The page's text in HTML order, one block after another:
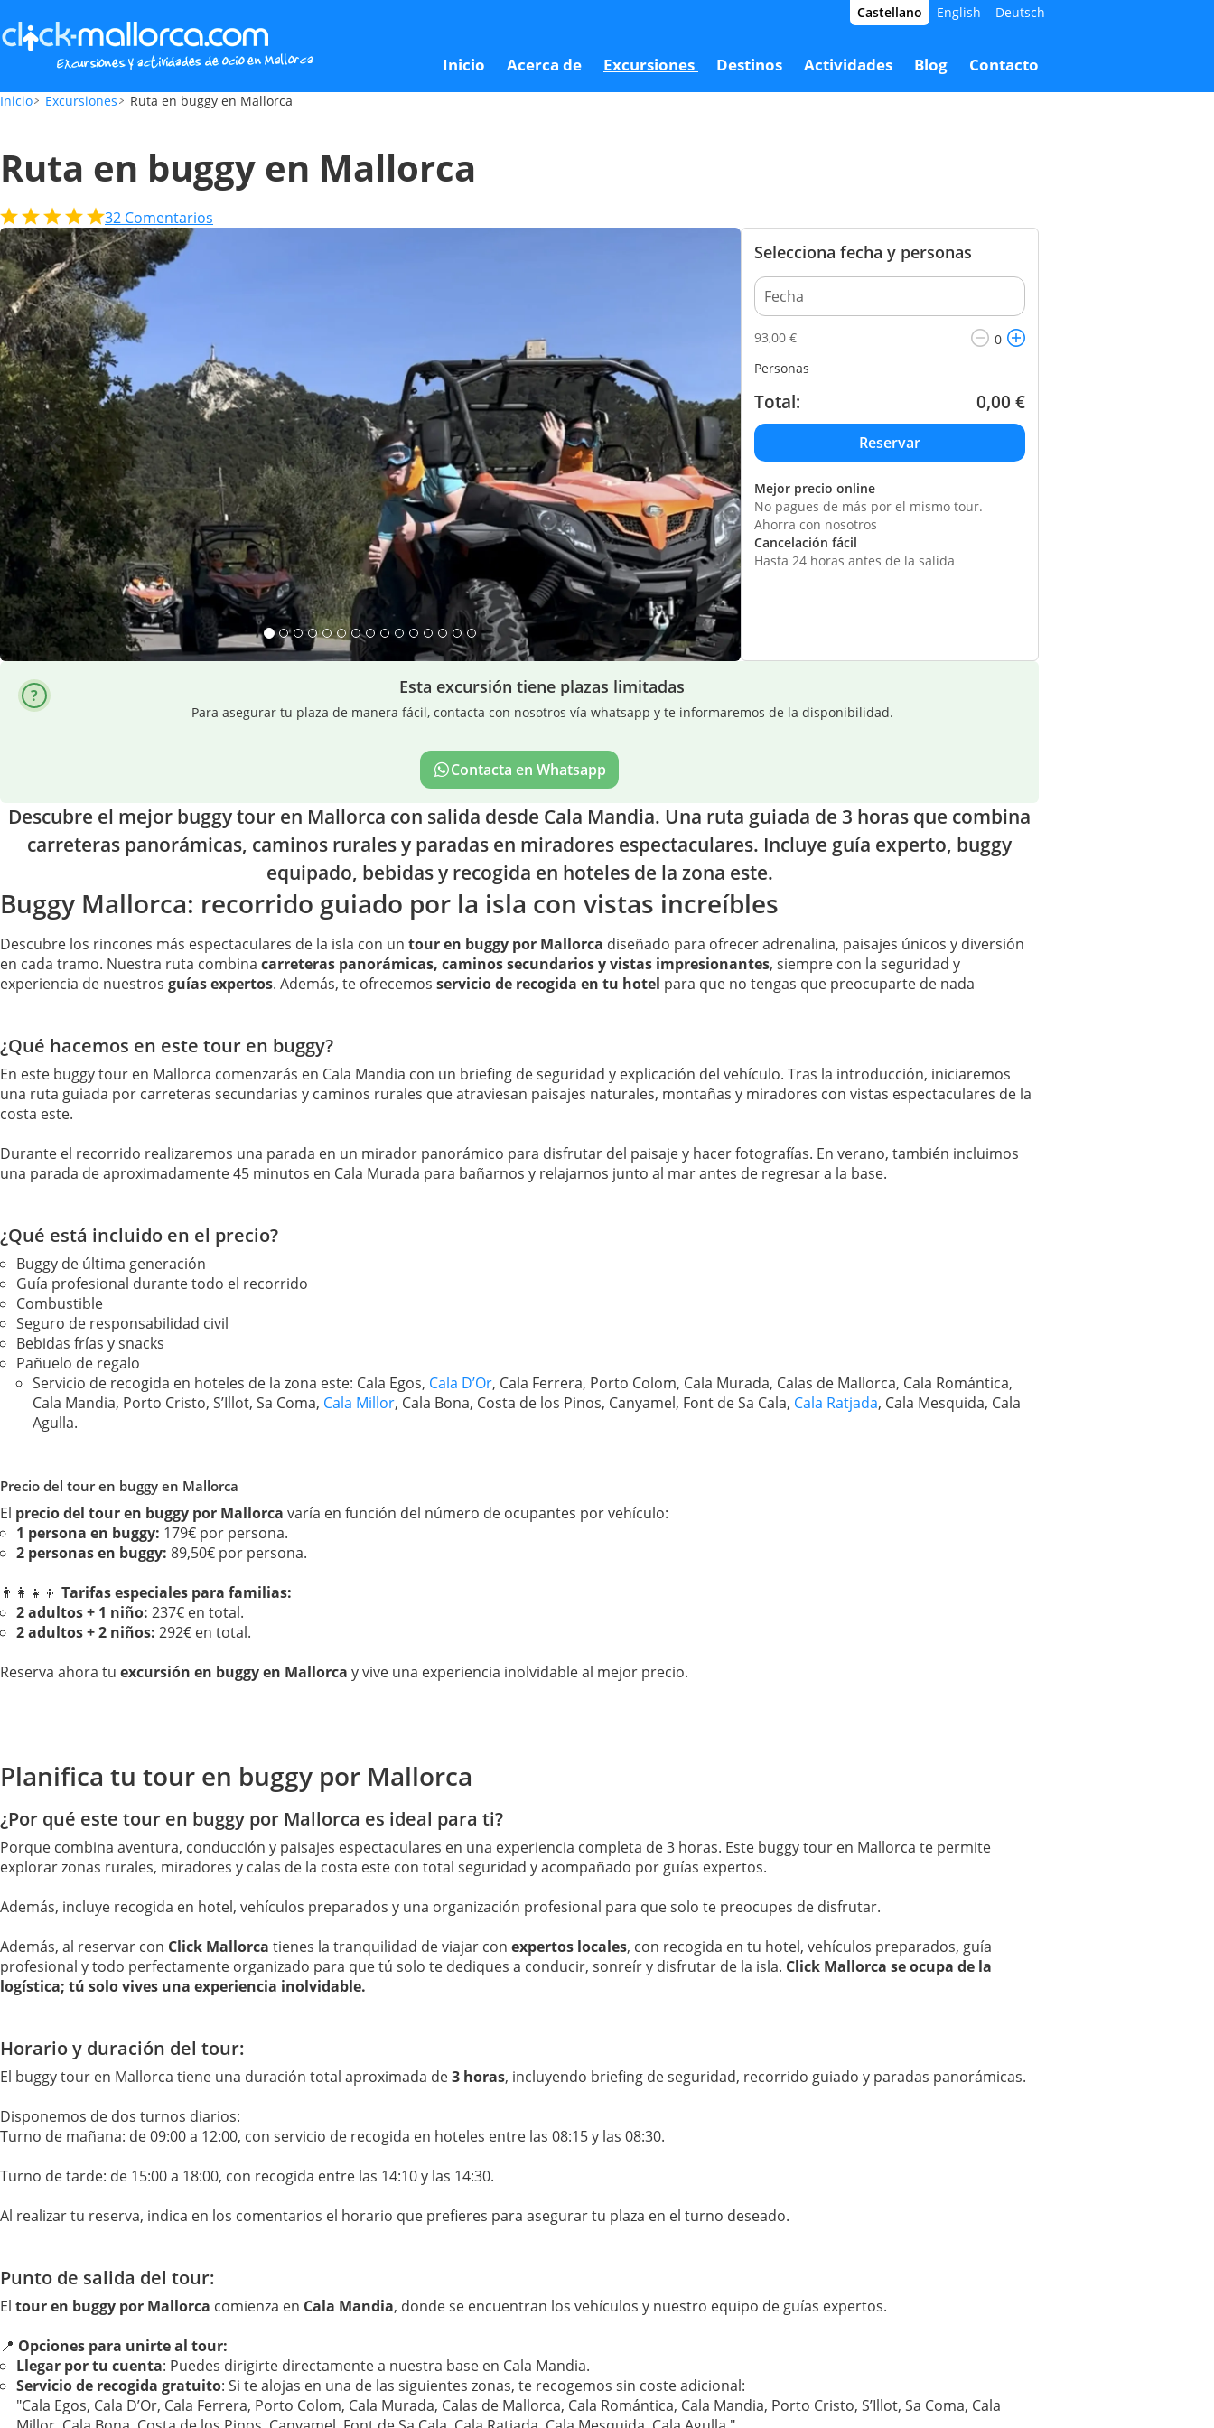
Inicio Acerca de Excursiones Destinos Actividades Blog Contacto
Castellano English Deutsch
Ruta en buggy en Mallorca 93,00 € 93,00 € Reservar
Inicio Excursiones Ruta en buggy en Mallorca
Ruta en buggy en Mallorca
32 Comentarios
Selecciona fecha y personas
93,00 €
Personas
Total: 0,00 €
Mejor precio online
No pagues de más por el mismo tour.
Ahorra con nosotros
Cancelación fácil
Hasta 24 horas antes de la salida
Esta excursión tiene plazas limitadas
Para asegurar tu plaza de manera fácil, contacta con nosotros vía whatsapp y te informaremos de la disponibilidad.
Contacta en Whatsapp
Descubre el mejor buggy tour en Mallorca con salida desde Cala Mandia. Una ruta guiada de 3 horas que combina
carreteras panorámicas, caminos rurales y paradas en miradores espectaculares. Incluye guía experto, buggy
equipado, bebidas y recogida en hoteles de la zona este.
Buggy Mallorca: recorrido guiado por la isla con vistas increíbles
Descubre los rincones más espectaculares de la isla con un tour en buggy por Mallorca diseñado para ofrecer adrenalina, paisajes únicos y diversión
en cada tramo. Nuestra ruta combina carreteras panorámicas, caminos secundarios y vistas impresionantes, siempre con la seguridad y
experiencia de nuestros guías expertos. Además, te ofrecemos servicio de recogida en tu hotel para que no tengas que preocuparte de nada
¿Qué hacemos en este tour en buggy?
En este buggy tour en Mallorca comenzarás en Cala Mandia con un briefing de seguridad y explicación del vehículo. Tras la introducción, iniciaremos
una ruta guiada por carreteras secundarias y caminos rurales que atraviesan paisajes naturales, montañas y miradores con vistas espectaculares de la
costa este.
Durante el recorrido realizaremos una parada en un mirador panorámico para disfrutar del paisaje y hacer fotografías. En verano, también incluimos
una parada de aproximadamente 45 minutos en Cala Murada para bañarnos y relajarnos junto al mar antes de regresar a la base.
¿Qué está incluido en el precio?
Buggy de última generación
Guía profesional durante todo el recorrido
Combustible
Seguro de responsabilidad civil
Bebidas frías y snacks
Pañuelo de regalo
Servicio de recogida en hoteles de la zona este: Cala Egos, Cala D’Or, Cala Ferrera, Porto Colom, Cala Murada, Calas de Mallorca, Cala Romántica,
Cala Mandia, Porto Cristo, S’Illot, Sa Coma, Cala Millor, Cala Bona, Costa de los Pinos, Canyamel, Font de Sa Cala, Cala Ratjada, Cala Mesquida, Cala
Agulla.
Precio del tour en buggy en Mallorca
El precio del tour en buggy por Mallorca varía en función del número de ocupantes por vehículo:
1 persona en buggy: 179€ por persona.
2 personas en buggy: 89,50€ por persona.
👨‍👩‍👧‍👦 Tarifas especiales para familias:
2 adultos + 1 niño: 237€ en total.
2 adultos + 2 niños: 292€ en total.
Reserva ahora tu excursión en buggy en Mallorca y vive una experiencia inolvidable al mejor precio.
Planifica tu tour en buggy por Mallorca
¿Por qué este tour en buggy por Mallorca es ideal para ti?
Porque combina aventura, conducción y paisajes espectaculares en una experiencia completa de 3 horas. Este buggy tour en Mallorca te permite
explorar zonas rurales, miradores y calas de la costa este con total seguridad y acompañado por guías expertos.
Además, incluye recogida en hotel, vehículos preparados y una organización profesional para que solo te preocupes de disfrutar.
Además, al reservar con Click Mallorca tienes la tranquilidad de viajar con expertos locales, con recogida en tu hotel, vehículos preparados, guía
profesional y todo perfectamente organizado para que tú solo te dediques a conducir, sonreír y disfrutar de la isla. Click Mallorca se ocupa de la
logística; tú solo vives una experiencia inolvidable.
Horario y duración del tour:
El buggy tour en Mallorca tiene una duración total aproximada de3 horas, incluyendo briefing de seguridad, recorrido guiado y paradas panorámicas.
Disponemos de dos turnos diarios:
Turno de mañana: de 09:00 a 12:00, con servicio de recogida en hoteles entre las 08:15 y las 08:30.
Turno de tarde: de 15:00 a 18:00, con recogida entre las 14:10 y las 14:30.
Al realizar tu reserva, indica en los comentarios el horario que prefieres para asegurar tu plaza en el turno deseado.
Punto de salida del tour:
El tour en buggy por Mallorca comienza en Cala Mandia, donde se encuentran los vehículos y nuestro equipo de guías expertos.
📍 Opciones para unirte al tour:
Llegar por tu cuenta: Puedes dirigirte directamente a nuestra base en Cala Mandia.
Servicio de recogida gratuito: Si te alojas en una de las siguientes zonas, te recogemos sin coste adicional:
"Cala Egos, Cala D’Or, Cala Ferrera, Porto Colom, Cala Murada, Calas de Mallorca, Cala Romántica, Cala Mandia, Porto Cristo, S’Illot, Sa Coma, Cala